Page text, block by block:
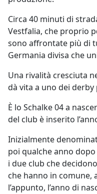
Circa 40 minuti di
Vestfalia, che proprio
sono affrontate più di
Germania divisa che
Una rivalità cresciuta
dà vita a uno dei
È lo Schalke 04 a
del club è inserito
Inizialmente
poi qualche anno
i due club che
che hanno in comune,
l’appunto, l’anno di